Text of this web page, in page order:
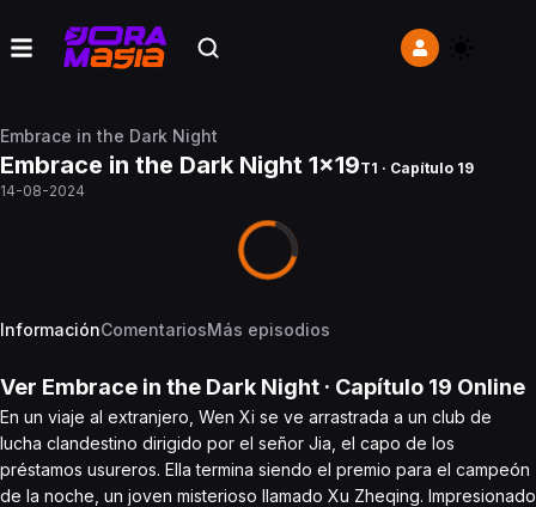
Embrace in the Dark Night
Embrace in the Dark Night 1x19T1 · Capítulo 19
14-08-2024
InformaciónComentariosMás episodios
Ver Embrace in the Dark Night · Capítulo 19 Online
En un viaje al extranjero, Wen Xi se ve arrastrada a un club de
lucha clandestino dirigido por el señor Jia, el capo de los
préstamos usureros. Ella termina siendo el premio para el campeón
de la noche, un joven misterioso llamado Xu Zheqing. Impresionado